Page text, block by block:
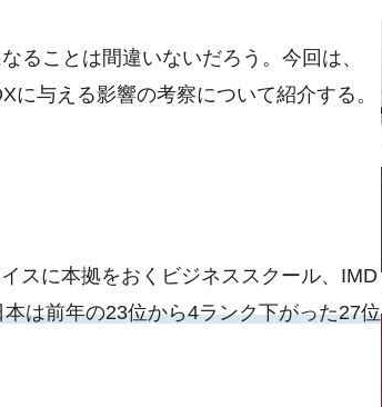
ることは間違いないだろう。今回は、
与える影響の考察について紹介する。
スに本拠をおくビジネススクール、IMD
本は前年の23位から4ランク下がった27位